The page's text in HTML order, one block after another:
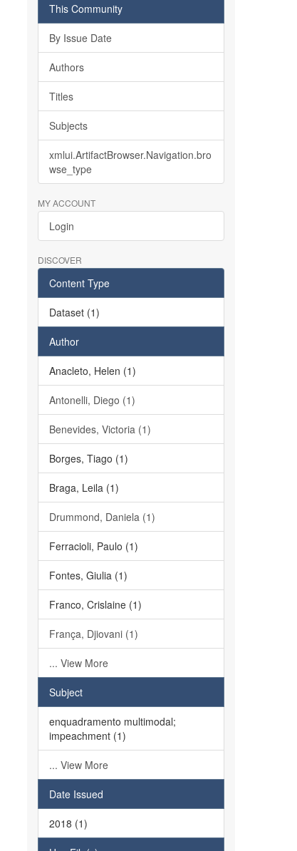
This Community
By Issue Date
Authors
Titles
Subjects
xmlui.ArtifactBrowser.Navigation.bro
wse_type
MY ACCOUNT
Login
DISCOVER
Content Type
Dataset (1)
Author
Anacleto, Helen (1)
Antonelli, Diego (1)
Benevides, Victoria (1)
Borges, Tiago (1)
Braga, Leila (1)
Drummond, Daniela (1)
Ferracioli, Paulo (1)
Fontes, Giulia (1)
Franco, Crislaine (1)
França, Djiovani (1)
... View More
Subject
enquadramento multimodal;
impeachment (1)
... View More
Date Issued
2018 (1)